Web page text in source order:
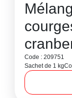
Code : 209751
Sachet de 1 kg